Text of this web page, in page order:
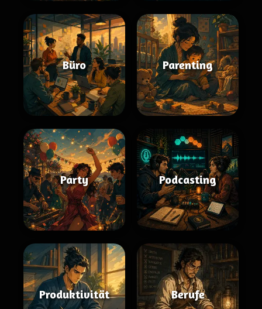
Büro Parenting
Party Podcasting
Produktivität Berufe